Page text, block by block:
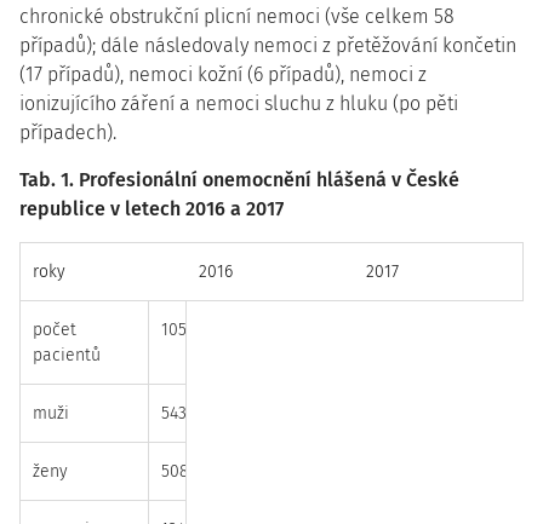
chronické obstrukční plicní nemoci (vše celkem 58
případů); dále následovaly nemoci z přetěžování končetin
(17 případů), nemoci kožní (6 případů), nemoci z
ionizujícího záření a nemoci sluchu z hluku (po pěti
případech).
Tab. 1. Profesionální onemocnění hlášená v České
republice v letech 2016 a 2017
roky 2016 2017
počet
pacientů
1051
muži 543
ženy 508